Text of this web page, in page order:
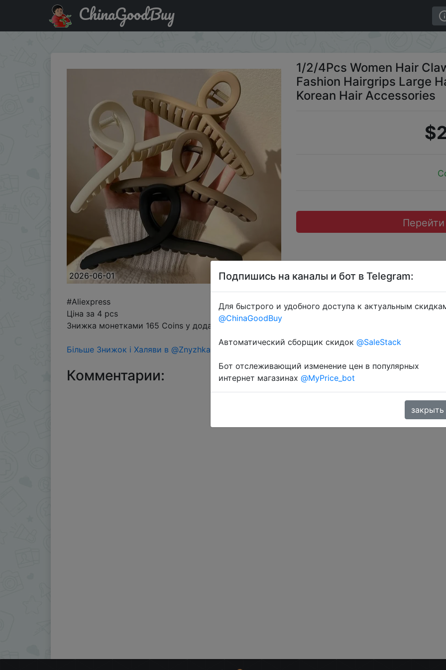
Купить по распродаже : 1/2/4Pcs Women Hair Claw Clip Cross Matte Hairpin Fashion Hairgrips Large Hair Claw
ChinaGoodBuy
2026-06-01
1/2/4Pcs Women Hair
Fashion Hairgrips Large
Korean Hair Accessories
#Aliexpress
Ціна за 4 pcs
Знижка монетками 165 Coins у додатку через розділ монет.
Більше Знижок і Халяви в @ZnyzhkaUA
Комментарии:
Подпишись на каналы и бот в Telegram:
Для быстрого и удобного доступа к актуальным
@ChinaGoodBuy
Автоматический сборщик скидок @SaleStack
Бот отслеживающий изменение цен в популярных
интернет магазинах @MyPrice_bot
закрыть